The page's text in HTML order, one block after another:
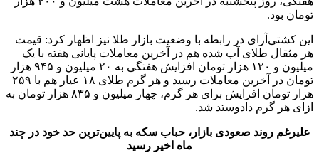
تومان بود.
این کشتی‌آرای در رابطه با وضعیت بازار طلا نیز اظهار کرد: قیمت
هر مثقال طلای آب شده هم در آخرین معاملات پایانی هفته با یک
میلیون و ۱۲۰ هزار تومان افزایش هفتگی به ۲۰ میلیون و ۹۴۵ هزار
تومان در آخرین معاملات رسید و هر گرم طلای ۱۸ عیار هم با ۲۵۹
هزار تومان افزایش برای هر گرم، چهار میلیون و ۸۳۵ هزار تومان به
ازای هر گرم دادوستد شد.
علیرغم روند صعودی بازار، حباب سکه به پایین‌ترین حد خود در چند
ماه اخیر رسید